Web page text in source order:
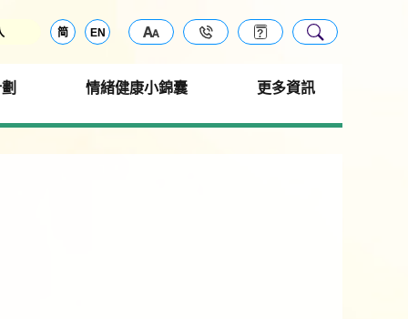
简 EN
情緒健康小錦囊 更多資訊